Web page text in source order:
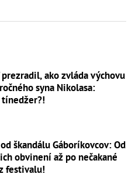
ako zvláda výchovu
syna Nikolasa:
škandálu Gáboríkovcov: Od
obvinení až po nečakané
festivalu!